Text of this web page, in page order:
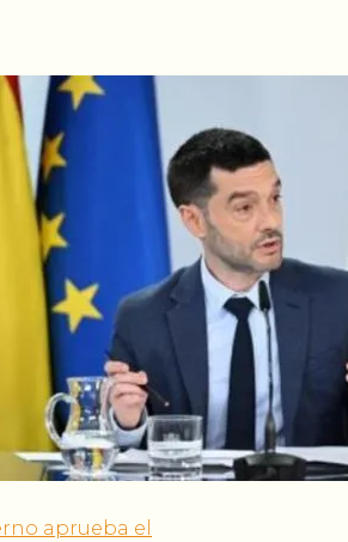
aprueba el